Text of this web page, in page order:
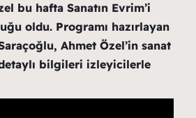
bu hafta Sanatın Evrim’i
oldu. Programı hazırlayan
Ahmet Özel’in sanat
detaylı bilgileri izleyicilerle